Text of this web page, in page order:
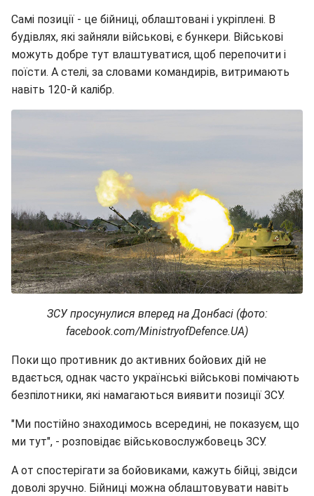
Самі позиції - це бійниці, облаштовані і укріплені. В
будівлях, які зайняли військові, є бункери. Військові
можуть добре тут влаштуватися, щоб перепочити і
поїсти. А стелі, за словами командирів, витримають
навіть 120-й калібр.
ЗСУ просунулися вперед на Донбасі (фото:
facebook.com/MinistryofDefence.UA)
Поки що противник до активних бойових дій не
вдається, однак часто українські військові помічають
безпілотники, які намагаються виявити позиції ЗСУ.
"Ми постійно знаходимось всередині, не показуєм, що
ми тут", - розповідає військовослужбовець ЗСУ.
А от спостерігати за бойовиками, кажуть бійці, звідси
доволі зручно. Бійниці можна облаштовувати навіть